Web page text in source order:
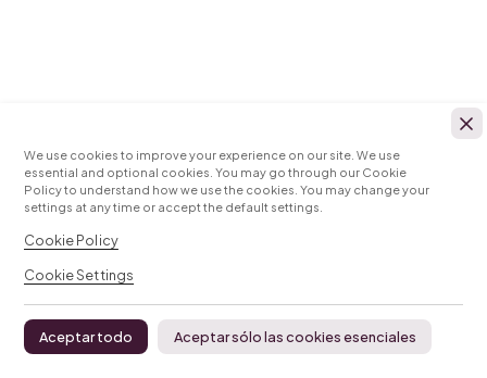
We use cookies to improve your experience on our site. We use
essential and optional cookies. You may go through our Cookie
Policy to understand how we use the cookies. You may change your
settings at any time or accept the default settings.
Cookie Policy
Cookie Settings
Aceptar todo Aceptar sólo las cookies esenciales